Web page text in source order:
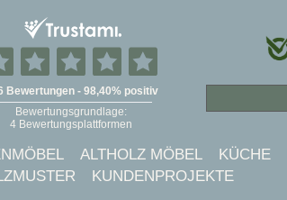
ALTHOLZ MÖBEL KÜCHE
KUNDENPROJEKTE